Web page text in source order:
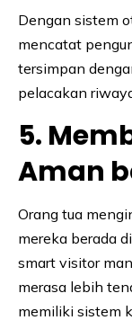
Dengan sistem
mencatat
tersimpan
pelacakan
5.
Aman
Orang tua
mereka berada
smart visitor
merasa lebih
memiliki sistem